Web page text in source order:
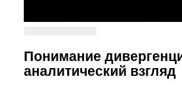
Понимание
аналитический взгляд